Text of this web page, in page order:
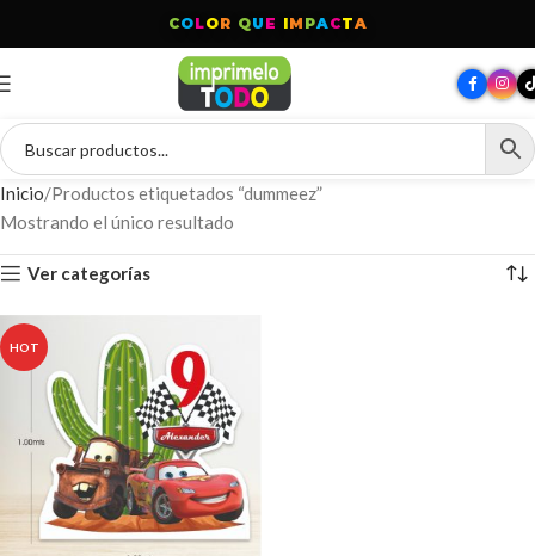
COLOR QU E IM PACTA
Inicio Productos etiquetados “dummeez”
Mostrando el único resultado
Ver categorías
HOT